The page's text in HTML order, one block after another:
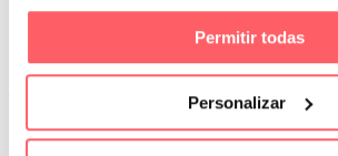
Permitir todas
Personalizar
Conoce Cortinas Sanmar